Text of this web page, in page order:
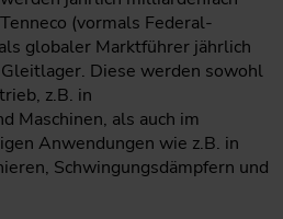
(vormals Federal-
globaler Marktführer jährlich
Diese werden sowohl
z.B. in
Maschinen, als auch im
Anwendungen wie z.B. in
Schwingungsdämpfern und